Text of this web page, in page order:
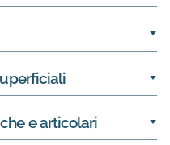
e articolari